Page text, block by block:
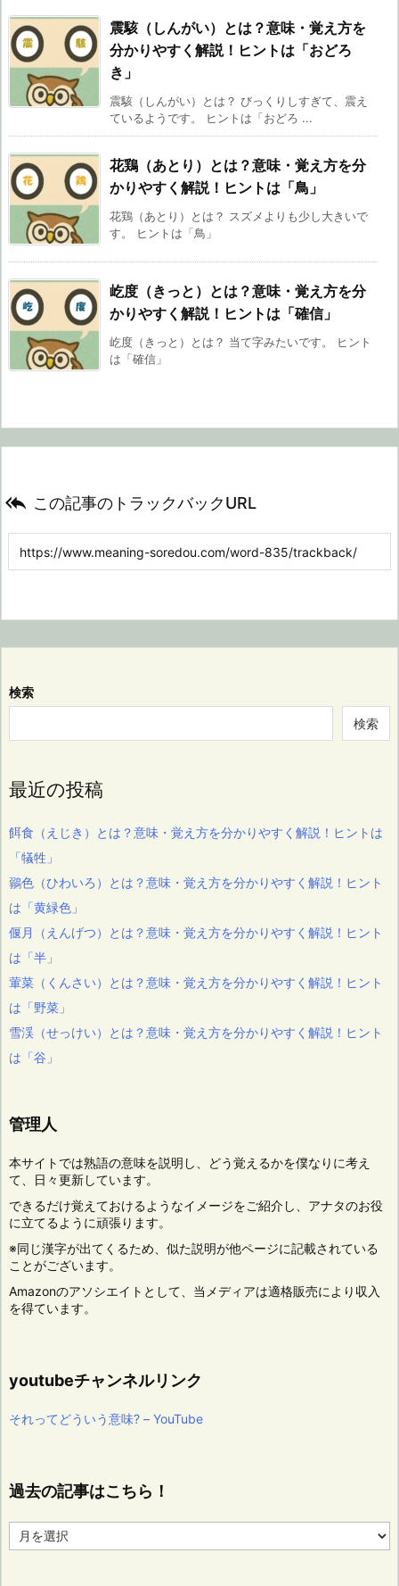
震駭（しんがい）とは？意味・覚え方を
分かりやすく解説！ヒントは「おどろ
き」
震駭（しんがい）とは？ びっくりしすぎて、震え
ているようです。 ヒントは「おどろ ...
花鶏（あとり）とは？意味・覚え方を分
かりやすく解説！ヒントは「鳥」
花鶏（あとり）とは？ スズメよりも少し大きいで
す。 ヒントは「鳥」
屹度（きっと）とは？意味・覚え方を分
かりやすく解説！ヒントは「確信」
屹度（きっと）とは？ 当て字みたいです。 ヒント
は「確信」
 この記事のトラックバックURL
検索
検索
最近の投稿
餌食（えじき）とは？意味・覚え方を分かりやすく解説！ヒントは
「犠牲」
鶸色（ひわいろ）とは？意味・覚え方を分かりやすく解説！ヒント
は「黄緑色」
偃月（えんげつ）とは？意味・覚え方を分かりやすく解説！ヒント
は「半」
葷菜（くんさい）とは？意味・覚え方を分かりやすく解説！ヒント
は「野菜」
雪渓（せっけい）とは？意味・覚え方を分かりやすく解説！ヒント
は「谷」
管理人
本サイトでは熟語の意味を説明し、どう覚えるかを僕なりに考え
て、日々更新しています。
できるだけ覚えておけるようなイメージをご紹介し、アナタのお役
に立てるように頑張ります。
※同じ漢字が出てくるため、似た説明が他ページに記載されている
ことがございます。
Amazonのアソシエイトとして、当メディアは適格販売により収入
を得ています。
youtubeチャンネルリンク
それってどういう意味? – YouTube
過去の記事はこちら！
去